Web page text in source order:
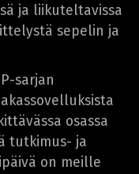
ja liikuteltavissa
sepelin ja
sarjan
osassa
tutkimus- ja
on meille